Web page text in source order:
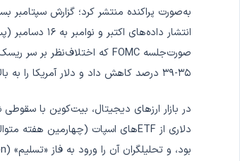
انتشار
۳۵-۳۹ درصد کاهش داد و دلار آمریکا را به بالاترین سطوح چندماهه رساند.